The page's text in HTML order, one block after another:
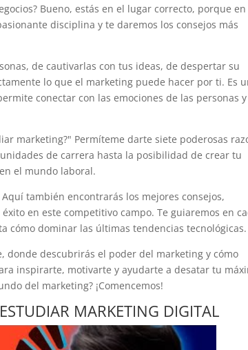
Bueno, estás en el lugar correcto, porque en
disciplina y te daremos los consejos más
de cautivarlas con tus ideas, de despertar su
lo que el marketing puede hacer por ti. Es
conectar con las emociones de las personas y
marketing?" Permíteme darte siete poderosas
de carrera hasta la posibilidad de crear tu
el mundo laboral.
también encontrarás los mejores consejos,
en este competitivo campo. Te guiaremos en
cómo dominar las últimas tendencias tecnológicas.
donde descubrirás el poder del marketing y cómo
inspirarte, motivarte y ayudarte a desatar tu
del marketing? ¡Comencemos!
MARKETING DIGITAL